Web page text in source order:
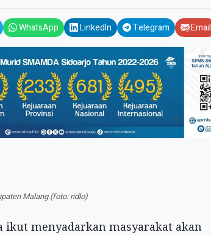
WhatsApp LinkedIn Telegram Email
Malang (foto: ridlo)
ikut menyadarkan masyarakat akan